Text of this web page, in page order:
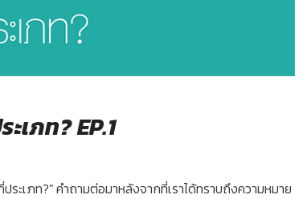
เภท? EP.1
ระเภท?" คำถามต่อมาหลังจากที่เราได้ทราบถึงความหมาย